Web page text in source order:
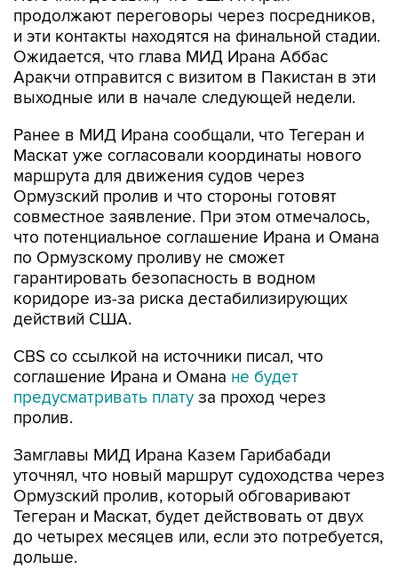
продолжают переговоры через посредников,
и эти контакты находятся на финальной стадии.
Ожидается, что глава МИД Ирана Аббас
Аракчи отправится с визитом в Пакистан в эти
выходные или в начале следующей недели.
Ранее в МИД Ирана сообщали, что Тегеран и
Маскат уже согласовали координаты нового
маршрута для движения судов через
Ормузский пролив и что стороны готовят
совместное заявление. При этом отмечалось,
что потенциальное соглашение Ирана и Омана
по Ормузскому проливу не сможет
гарантировать безопасность в водном
коридоре из-за риска дестабилизирующих
действий США.
CBS со ссылкой на источники писал, что
соглашение Ирана и Омана не будет
предусматривать плату за проход через
пролив.
Замглавы МИД Ирана Казем Гарибабади
уточнял, что новый маршрут судоходства через
Ормузский пролив, который обговаривают
Тегеран и Маскат, будет действовать от двух
до четырех месяцев или, если это потребуется,
дольше.